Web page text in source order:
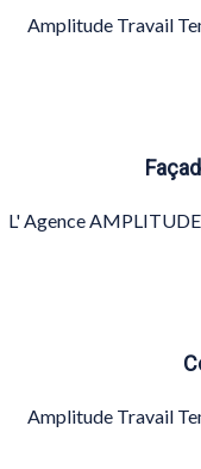
Amplitude Travail
L' Agence
Amplitude Travail